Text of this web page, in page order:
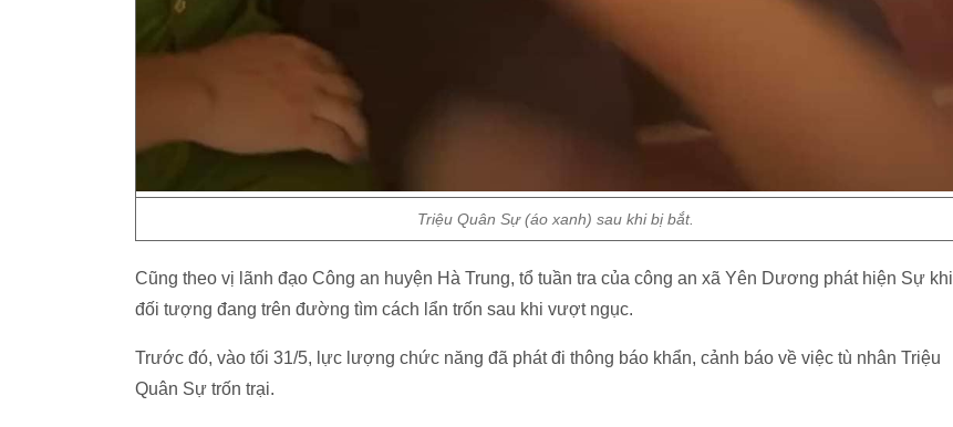
Triệu Quân Sự (áo xanh) sau khi bị bắt.
Cũng theo vị lãnh đạo Công an huyện Hà Trung, tổ tuần tra của công an xã Yên Dương phát hiện Sự khi
đối tượng đang trên đường tìm cách lẩn trốn sau khi vượt ngục.
Trước đó, vào tối 31/5, lực lượng chức năng đã phát đi thông báo khẩn, cảnh báo về việc tù nhân Triệu
Quân Sự trốn trại.